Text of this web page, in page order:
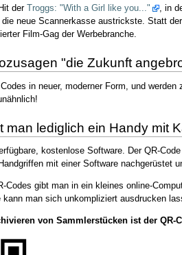
der Troggs: "With a Girl like you..."
, in
neue Scannerkasse austrickste. Statt
Film-Gag der Werbebranche.
"die Zukunft
in neuer, moderner Form, und
man lediglich ein Handy mit
kostenlose Software. Der QR-
mit einer Software nachgerüstet
Codes gibt man in ein kleines online-
kann man sich unkompliziert ausdrucken
von Sammlerstücken ist der QR-